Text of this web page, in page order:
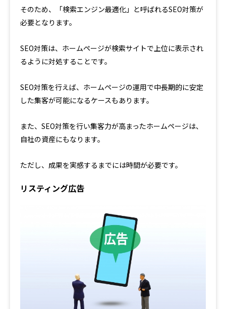
そのため、「検索エンジン最適化」と呼ばれるSEO対策が
必要となります。
SEO対策は、ホームページが検索サイトで上位に表示され
るように対処することです。
SEO対策を行えば、ホームページの運用で中長期的に安定
した集客が可能になるケースもあります。
また、SEO対策を行い集客力が高まったホームページは、
自社の資産にもなります。
ただし、成果を実感するまでには時間が必要です。
リスティング広告